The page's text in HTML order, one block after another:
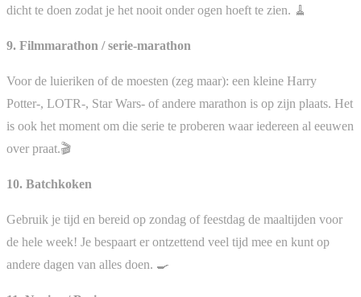
dicht te doen zodat je het nooit onder ogen hoeft te zien. 🧹
9. Filmmarathon / serie-marathon
Voor de luieriken of de moesten (zeg maar): een kleine Harry
Potter-, LOTR-, Star Wars- of andere marathon is op zijn plaats. Het
is ook het moment om die serie te proberen waar iedereen al eeuwen
over praat.🎬
10. Batchkoken
Gebruik je tijd en bereid op zondag of feestdag de maaltijden voor
de hele week! Je bespaart er ontzettend veel tijd mee en kunt op
andere dagen van alles doen. 🍳